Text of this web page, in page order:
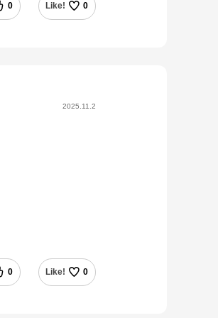
0 Like! 0
2025.11.2
0 Like! 0